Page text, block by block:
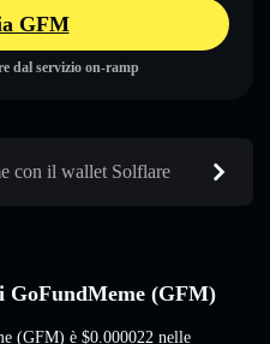
GFM
dal servizio on-ramp
con il wallet Solflare
GoFundMeme (GFM)
(GFM) è $0.000022 nelle